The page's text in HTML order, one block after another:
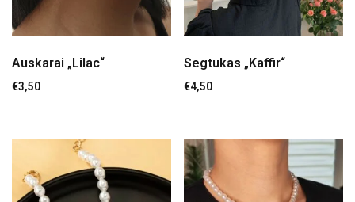
Auskarai „Lilac“
€3,50
Segtukas „Kaffir“
€4,50